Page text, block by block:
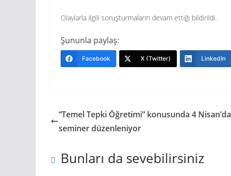
Olaylarla ilgili soruşturmaların devam ettiği bildirildi.
Şununla paylaş:
Facebook X (Twitter) LinkedIn
“Temel Tepki Öğretimi” konusunda 4 Nisan’da
seminer düzenleniyor
Bunları da sevebilirsiniz